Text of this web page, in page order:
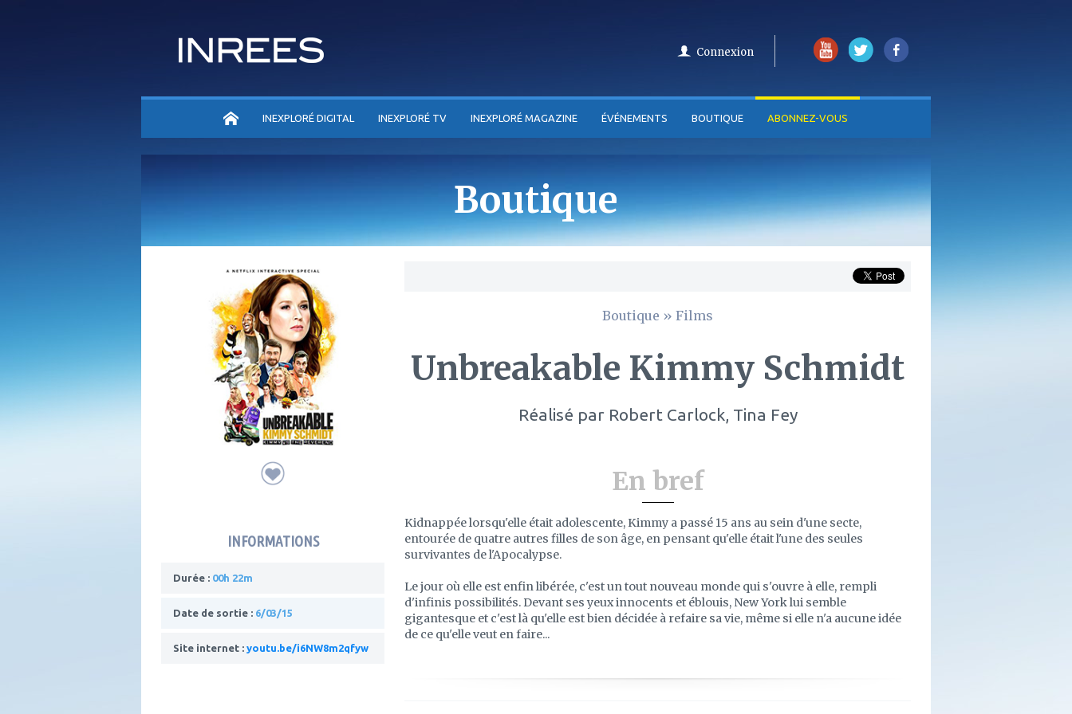
Connexion
ACCUEILINEXPLORÉ DIGITAL INEXPLORÉ TV INEXPLORÉ MAGAZINE ÉVÉNEMENTS BOUTIQUE ABONNEZ-VOUS
Boutique
INFORMATIONS
Durée : 00h 22m
Date de sortie : 6/03/15
Site internet : youtu.be/i6NW8m2qfyw
Boutique » Films
Unbreakable Kimmy Schmidt
Réalisé par Robert Carlock, Tina Fey
En bref
Kidnappée lorsqu'elle était adolescente, Kimmy a passé 15 ans au sein d'une secte,
entourée de quatre autres filles de son âge, en pensant qu'elle était l'une des seules
survivantes de l'Apocalypse.
Le jour où elle est enfin libérée, c'est un tout nouveau monde qui s'ouvre à elle, rempli
d'infinis possibilités. Devant ses yeux innocents et éblouis, New York lui semble
gigantesque et c'est là qu'elle est bien décidée à refaire sa vie, même si elle n'a aucune idée
de ce qu'elle veut en faire...